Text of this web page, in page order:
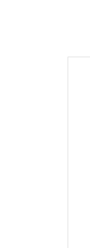
Vereinsshop